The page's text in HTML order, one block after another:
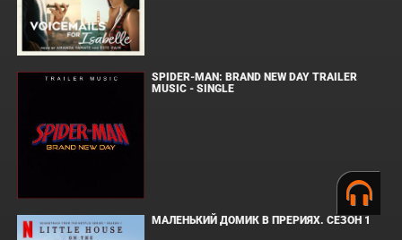
SPIDER-MAN: BRAND NEW DAY TRAILER
MUSIC - SINGLE
МАЛЕНЬКИЙ ДОМИК В ПРЕРИЯХ. СЕЗОН 1